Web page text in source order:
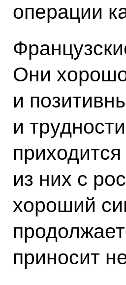
операции
Они
и
и
из них с
хороший
приносит